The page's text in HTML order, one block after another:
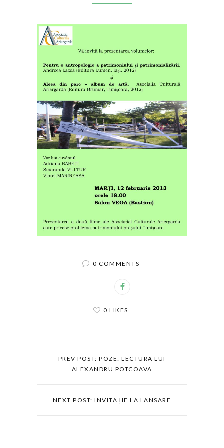
0 COMMENTS
0 LIKES
PREV POST: POZE: LECTURA LUI
ALEXANDRU POTCOAVA
NEXT POST: INVITAȚIE LA LANSARE